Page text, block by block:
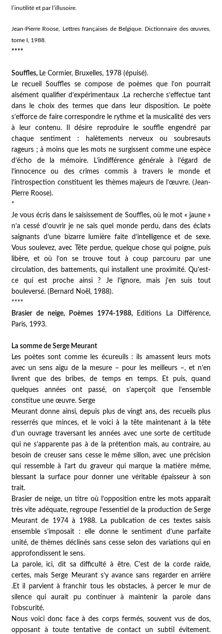
l’inutilité et par l’illusoire.
Jean-Pierre Roose, Lettres françaises de Belgique. Dictionnaire des œuvres,
tome I, 1988.
****
Souffles, Le Cormier, Bruxelles, 1978 (épuisé).
Le recueilSouffles se compose de poèmes que l’on pourrait
aisément qualifier d’expérimentaux .La recherche s’effectue tant
dans le choix des termes que dans leur disposition. Le poète
s’efforce de faire correspondre le rythme et la musicalité des vers
à leur contenu. Il désire reproduire le souffle engendré par
chaque sentiment : halètements nerveux ou soubresauts
rageurs ; à moins que les mots ne surgissent comme une espèce
d’écho de la mémoire. L’indifférence générale à l’égard de
l’innocence ou des crimes commis à travers le monde et
l’introspection constituent les thèmes majeurs de l’œuvre. (Jean-
Pierre Roose).
*
Je vous écris dans le saisissement de Souffles, où le mot « jaune »
n’a cessé d’ouvrir je ne sais quel monde perdu, dans des éclats
saignants d’une bizarre lumière faite d’intelligence et de sexe.
Vous soulevez, avec
Tête perdue, quelque chose qui poigne, puis
libère, et où l’on se trouve tout à coup parcouru par une
circulation, des battements, qui installent une proximité. Qu’est-
ce qui est proche ainsi ? Je l’ignore, mais j’en suis tout
bouleversé. (Bernard Noël, 1988).
****
Brasier de neige, Poèmes 1974-1988,
Editions La Différence,
Paris, 1993.
La somme de Serge Meurant
Les poètes sont comme les écureuils : ils amassent leurs mots
avec un sens aigu de la mesure – pour les meilleurs –, et n’en
livrent que des bribes, de temps en temps. Et puis, quand
quelques années ont passé, on s’aperçoit que l’ensemble
constitue une œuvre. Serge
Meurant donne ainsi, depuis plus de vingt ans, des recueils plus
resserrés que minces, et le voici à la tête maintenant à la tête
d’un ouvrage traversant les années avec une sorte de certitude
qui ne s’apparente pas à de la prétention mais, au contraire, au
besoin de creuser sans cesse le même sillon, avec une précision
qui ressemble à l’art du graveur qui marque la matière même,
blessant la surface pour donner une véritable épaisseur à son
trait.
Brasier de neige, un titre où l’opposition entre les mots apparaît
très vite adéquate, regroupe l’essentiel de la production de Serge
Meurant de 1974 à 1988. La publication de ces textes saisis
ensemble s’imposait : elle donne le sentiment d’une parfaite
unité, de thèmes déclinés sans cesse selon des variations qui en
approfondissent le sens.
La parole, ici, dit sa difficulté à être. C’est de la corde raide,
certes, mais Serge Meurant s’y avance sans regarder en arrière
.Et il parvient à franchir tous les obstacles, à percer le mur de
silence qui aurait pu continuer à maintenir la parole dans
l’obscurité.
Nous voici donc face à des corps fermés, souvent vus de dos,
opposant à toute tentative de contact un subtil évitement.